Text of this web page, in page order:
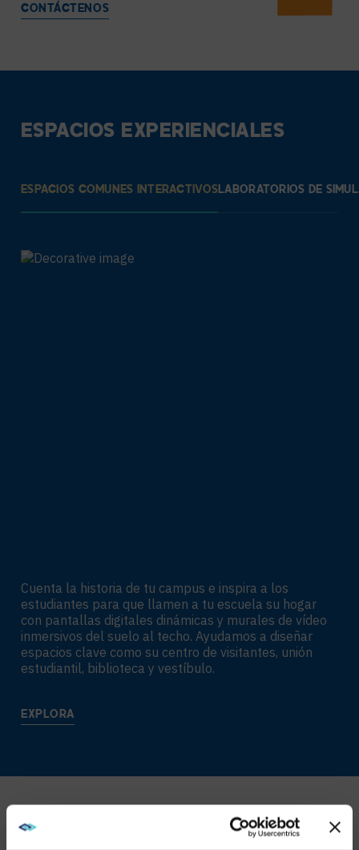
CONTÁCTENOS
ESPACIOS EXPERIENCIALES
ESPACIOS COMUNES INTERACTIVOSLABORATORIOS DE
Cuenta la historia de tu campus e inspira a los
estudiantes para que llamen a tu escuela su hogar
con pantallas digitales dinámicas y murales de vídeo
inmersivos del suelo al techo. Ayudamos a diseñar
espacios clave como su centro de visitantes, unión
estudiantil, biblioteca y vestíbulo.
EXPLORA
Servicios ofrecidos